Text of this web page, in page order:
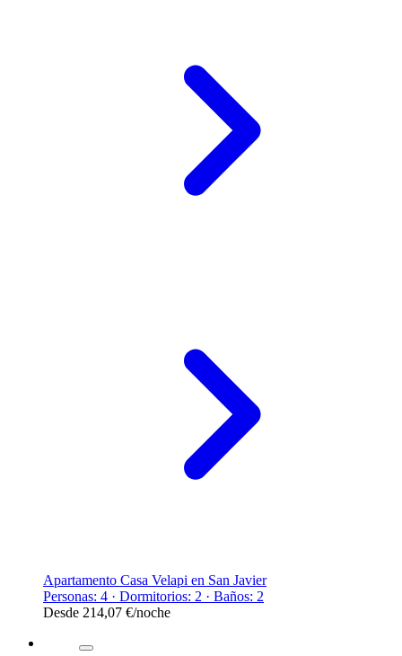
Apartamento Casa Velapi en San Javier
Personas: 4 · Dormitorios: 2 · Baños: 2
Desde 214,07 €/noche